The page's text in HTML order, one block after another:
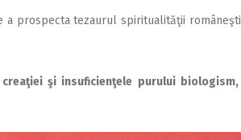
a prospecta tezaurul spiritualităţii româneşti
şi insuficienţele purului biologism,